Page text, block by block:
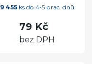
9 455ks do 4-5 prac. dnů
79 Kč
bez DPH